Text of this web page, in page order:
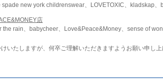
spade new york childrenswear、LOVETOXIC、kladskap
店
the rain、babycheer、Love&Peace&Money、sense of
いたしますが、何卒ご理解いただきますようお願い申し上